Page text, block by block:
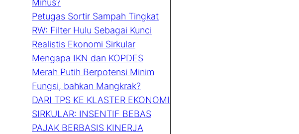
Minus?
Petugas Sortir Sampah Tingkat
RW: Filter Hulu Sebagai Kunci
Realistis Ekonomi Sirkular
Mengapa IKN dan KOPDES
Merah Putih Berpotensi Minim
Fungsi, bahkan Mangkrak?
DARI TPS KE KLASTER EKONOMI
SIRKULAR: INSENTIF BEBAS
PAJAK BERBASIS KINERJA